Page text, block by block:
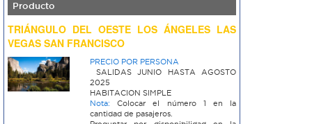
Producto
TRIÁNGULO DEL OESTE LOS ÁNGELES LAS
VEGAS SAN FRANCISCO
PRECIO POR PERSONA
SALIDAS JUNIO HASTA AGOSTO
2025
HABITACION SIMPLE
Nota: Colocar el número 1 en la
cantidad de pasajeros.